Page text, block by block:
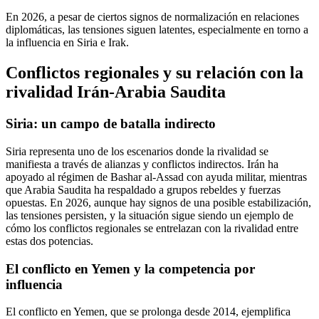
En 2026, a pesar de ciertos signos de normalización en relaciones
diplomáticas, las tensiones siguen latentes, especialmente en torno a
la influencia en Siria e Irak.
Conflictos regionales y su relación con la
rivalidad Irán-Arabia Saudita
Siria: un campo de batalla indirecto
Siria representa uno de los escenarios donde la rivalidad se
manifiesta a través de alianzas y conflictos indirectos. Irán ha
apoyado al régimen de Bashar al-Assad con ayuda militar, mientras
que Arabia Saudita ha respaldado a grupos rebeldes y fuerzas
opuestas. En 2026, aunque hay signos de una posible estabilización,
las tensiones persisten, y la situación sigue siendo un ejemplo de
cómo los conflictos regionales se entrelazan con la rivalidad entre
estas dos potencias.
El conflicto en Yemen y la competencia por
influencia
El conflicto en Yemen, que se prolonga desde 2014, ejemplifica